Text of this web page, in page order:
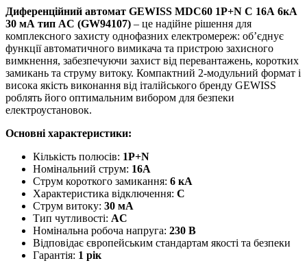
Диференційний автомат GEWISS MDC60 1P+N C 16А 6кА
30 мА тип AC (GW94107) – це надійне рішення для
комплексного захисту однофазних електромереж: об’єднує
функції автоматичного вимикача та пристрою захисного
вимкнення, забезпечуючи захист від перевантажень, коротких
замикань та струму витоку. Компактний 2-модульний формат і
висока якість виконання від італійського бренду GEWISS
роблять його оптимальним вибором для безпеки
електроустановок.
Основні характеристики:
Кількість полюсів: 1P+N
Номінальний струм: 16А
Струм короткого замикання: 6 кА
Характеристика відключення: С
Струм витоку: 30 мА
Тип чутливості: AC
Номінальна робоча напруга: 230 В
Відповідає європейським стандартам якості та безпеки
Гарантія: 1 рік